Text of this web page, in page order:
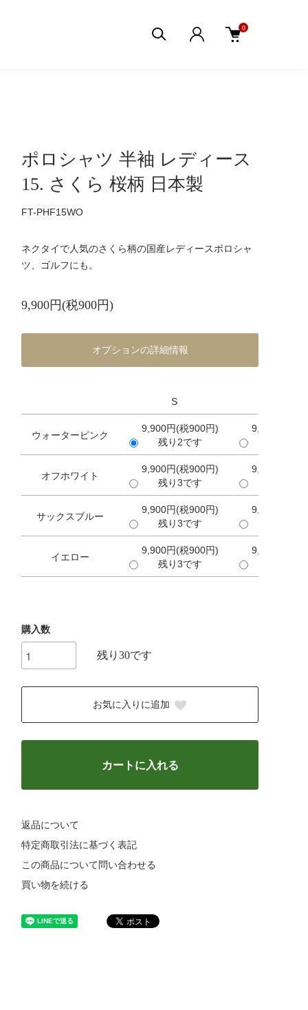
0
ポロシャツ 半袖 レディース
15. さくら 桜柄 日本製
FT-PHF15WO
ネクタイで人気のさくら柄の国産レディースポロシャ
ツ、ゴルフにも。
9,900円(税900円)
オプションの詳細情報
S
ウォーターピンク
9,900円(税900円)
残り2です
9,900円(税
オフホワイト
9,900円(税900円)
残り3です
9,900円(税
サックスブルー
9,900円(税900円)
残り3です
9,900円(税
イエロー
9,900円(税900円)
残り3です
9,900円(税
購入数
残り30です
お気に入りに追加
カートに入れる
返品について
特定商取引法に基づく表記
この商品について問い合わせる
買い物を続ける